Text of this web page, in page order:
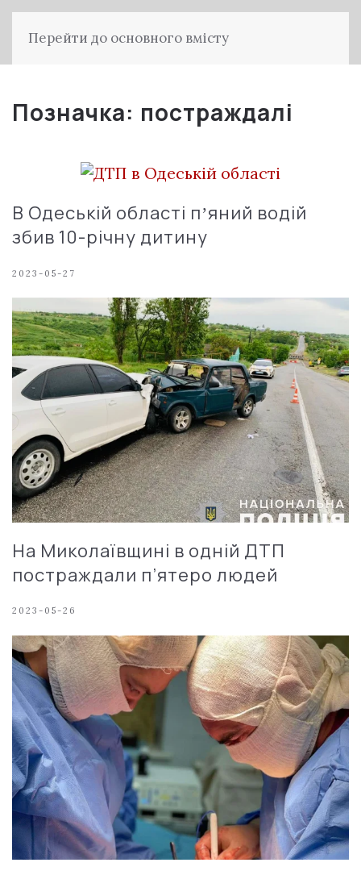
Перейти до основного вмісту
Позначка: постраждалі
В Одеській області пʼяний водій
збив 10-річну дитину
2023-05-27
На Миколаївщині в одній ДТП
постраждали п’ятеро людей
2023-05-26